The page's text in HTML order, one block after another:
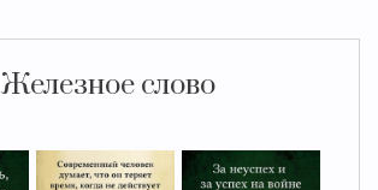
Железное слово